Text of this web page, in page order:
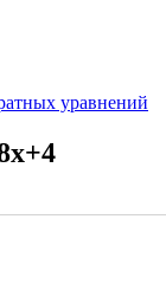
уравнений